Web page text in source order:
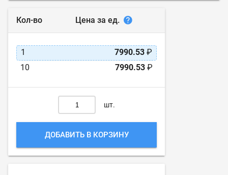
Кол-во Цена за ед.
1 7990.53 ₽
10
7990.53 ₽
шт.
ДОБАВИТЬ В КОРЗИНУ